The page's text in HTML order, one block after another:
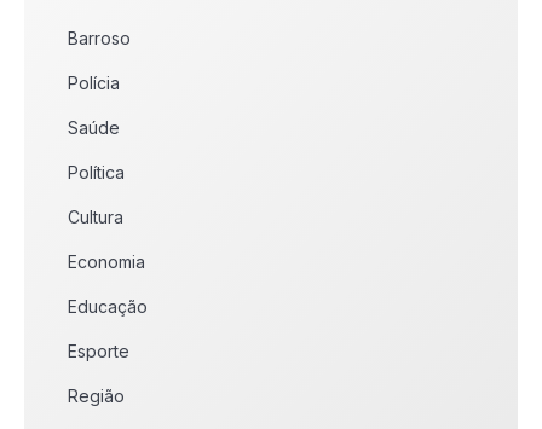
Barroso
Polícia
Saúde
Política
Cultura
Economia
Educação
Esporte
Região